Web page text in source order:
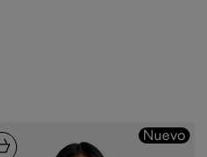
Nuevo